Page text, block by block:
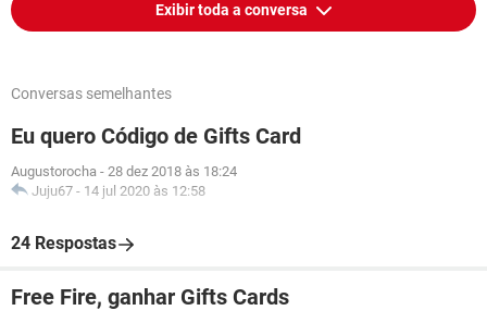
Exibir toda a conversa
Conversas semelhantes
Eu quero Código de Gifts Card
Augustorocha - 28 dez 2018 às 18:24
Juju67 - 14 jul 2020 às 12:58
24 Respostas
Free Fire, ganhar Gifts Cards